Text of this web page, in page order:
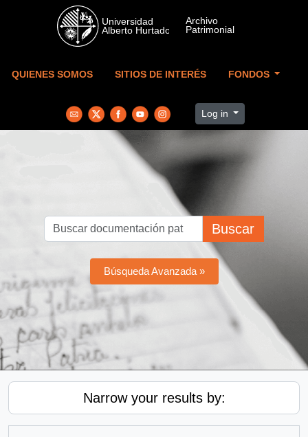
Skip to main content
QUIENES SOMOS SITIOS DE INTERÉS FONDOS
Log in
Buscar
Búsqueda Avanzada »
Narrow your results by: